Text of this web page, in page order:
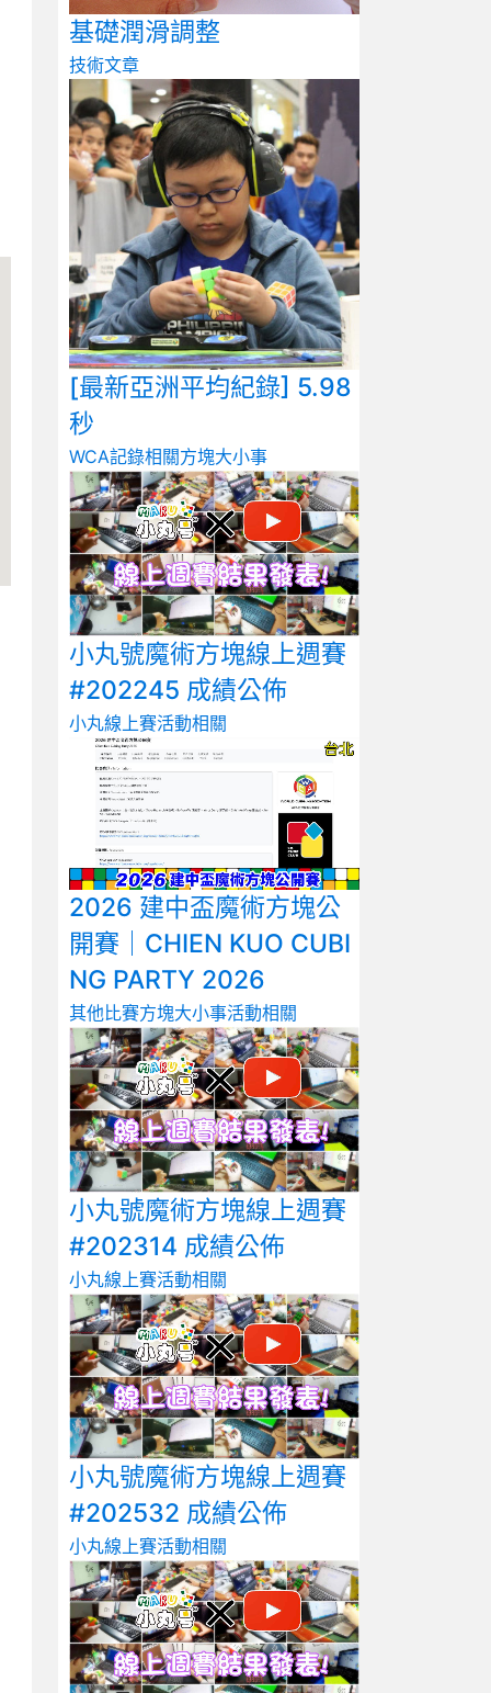
基礎潤滑調整
技術文章
[最新亞洲平均紀錄] 5.98
秒
WCA記錄相關方塊大小事
小丸號魔術方塊線上週賽
#202245 成績公佈
小丸線上賽活動相關
2026 建中盃魔術方塊公
開賽｜CHIEN KUO CUBI
NG PARTY 2026
其他比賽方塊大小事活動相關
小丸號魔術方塊線上週賽
#202314 成績公佈
小丸線上賽活動相關
小丸號魔術方塊線上週賽
#202532 成績公佈
小丸線上賽活動相關